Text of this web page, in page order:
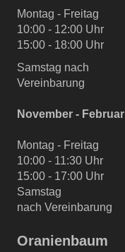
Montag - Freitag
10:00 - 12:00 Uhr
15:00 - 18:00 Uhr
Samstag nach
Vereinbarung
November - Februar
Montag - Freitag
10:00 - 11:30 Uhr
15:00 - 17:00 Uhr
Samstag
nach Vereinbarung
Oranienbaum